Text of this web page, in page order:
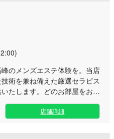
のメンズエステ体験を。当店
術を兼ね備えた厳選セラピス
たします。どのお部屋をお選
だける自信がございます。
町エリア。お仕事帰りや出張
店舗詳細